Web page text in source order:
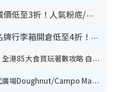
CHANEL美妝限時減價低至3折！人氣粉底/唇膏/精華液低至$275！COCO香水都有平
開倉優惠｜尖沙咀名牌行李箱開倉低至4折！一連5日 American Tourister/ace./Hallmark $200起！
【8月生日優惠2026】全港85大食買玩著數攻略 自助餐/火鍋放題同行免費＋誠品/DONKI送現金券
開倉優惠｜銅鑼灣時代廣場Doughnut/Campo Marzio開倉低至1折！背囊、書包、手袋劈價$200起